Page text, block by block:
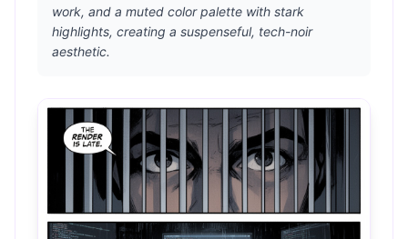
work, and a muted color palette with stark
highlights, creating a suspenseful, tech-noir
aesthetic.